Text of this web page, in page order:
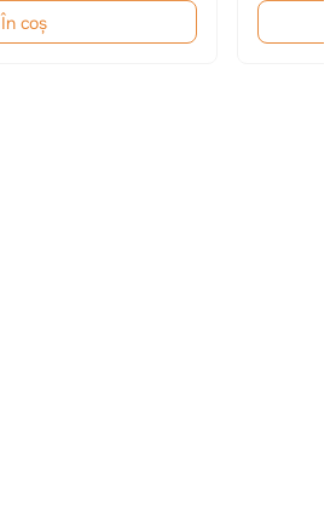
În coș